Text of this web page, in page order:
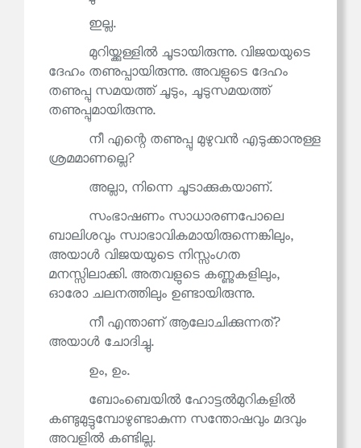
ഇല്ല.
മുറിയ്ക്കുള്ളിൽ ചൂടായിരുന്നു. വിജയയുടെ
ദേഹം തണുപ്പായിരുന്നു. അവളുടെ ദേഹം
തണുപ്പു സമയത്ത് ചൂടും, ചൂടുസമയത്ത്
തണുപ്പുമായിരുന്നു.
നീ എന്റെ തണുപ്പു മുഴുവൻ എടുക്കാനുള്ള
ശ്രമമാണല്ലെ?
അല്ലാ, നിന്നെ ചൂടാക്കുകയാണ്.
സംഭാഷണം സാധാരണപോലെ
ബാലിശവും സ്വാഭാവികമായിരുന്നെങ്കിലും,
അയാൾ വിജയയുടെ നിസ്സംഗത
മനസ്സിലാക്കി. അതവളുടെ കണ്ണുകളിലും,
ഓരോ ചലനത്തിലും ഉണ്ടായിരുന്നു.
നീ എന്താണ് ആലോചിക്കുന്നത്?
അയാൾ ചോദിച്ചു.
ഉം, ഉം.
ബോംബെയിൽ ഹോട്ടൽമുറികളിൽ
കണ്ടുമുട്ടുമ്പോഴുണ്ടാകുന്ന സന്തോഷവും മദവും
അവളിൽ കണ്ടില്ല.